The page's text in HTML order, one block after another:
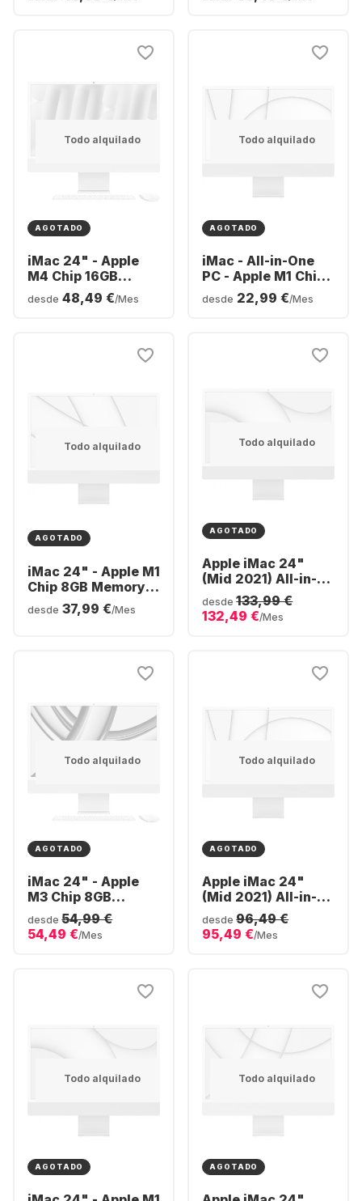
- Integrated 8-core
Integrated 8-core
Todo alquilado
AGOTADO
iMac 24" - Apple
M4 Chip 16GB
Memory 256GB SSD
- Integrated 8-core
desde 48,49 €/Mes
Todo alquilado
AGOTADO
iMac - All-in-One
PC - Apple M1 Chip
8GB Memory 256GB
SSD - Integrated 7-
desde 22,99 €/Mes
Todo alquilado
AGOTADO
iMac 24" - Apple M1
Chip 8GB Memory
512GB SSD -
Integrated 8-core
desde 37,99 €/Mes
Todo alquilado
AGOTADO
Apple iMac 24"
(Mid 2021) All-in-
One - Apple M1 -
16GB - 512GB SSD -
Apple Integrated 8-
desde 133,99 €
132,49 €/Mes
Todo alquilado
AGOTADO
iMac 24" - Apple
M3 Chip 8GB
Memory 512GB SSD
- Integrated 10-
core GPU
desde 54,99 €
54,49 €/Mes
Todo alquilado
AGOTADO
Apple iMac 24"
(Mid 2021) All-in-
One - Apple M1 -
8GB - 256GB SSD -
Apple Integrated 8-
desde 96,49 €
95,49 €/Mes
Todo alquilado
AGOTADO
Todo alquilado
AGOTADO